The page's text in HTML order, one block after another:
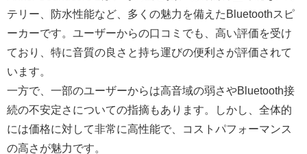
テリー、防水性能など、多くの魅力を備えたBluetoothスピ
ーカーです。ユーザーからの口コミでも、高い評価を受け
ており、特に音質の良さと持ち運びの便利さが評価されて
います。
一方で、一部のユーザーからは高音域の弱さやBluetooth接
続の不安定さについての指摘もあります。しかし、全体的
には価格に対して非常に高性能で、コストパフォーマンス
の高さが魅力です。